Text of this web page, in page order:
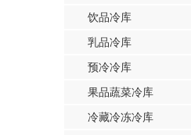
饮品冷库
乳品冷库
预冷冷库
果品蔬菜冷库
冷藏冷冻冷库